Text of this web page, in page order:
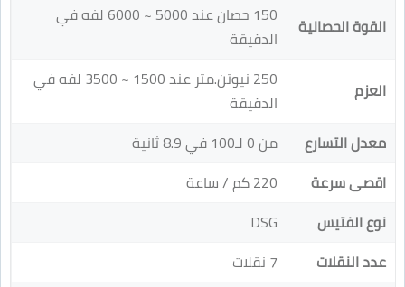
القوة الحصانية
150 حصان عند 5000 ~ 6000 لفه في
الدقيقة
العزم
250 نيوتن.متر عند 1500 ~ 3500 لفه في
الدقيقة
معدل التسارع
من 0 لـ100 في 8.9 ثانية
اقصى سرعة
220 كم / ساعة
نوع الفتيس
DSG
عدد النقلات
7 نقلات